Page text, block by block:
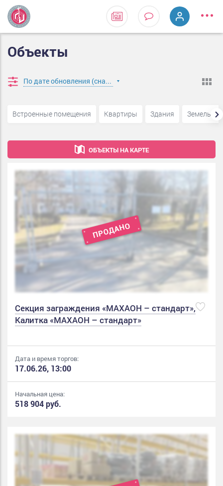
Объекты
По дате обновления (сначала новые)
Встроенные помещения Квартиры Здания
ОБЪЕКТЫ НА КАРТЕ
Секция заграждения «МАХАОН – стандарт»,
Калитка «МАХАОН – стандарт»
Дата и время торгов:
17.06.26, 13:00
Начальная цена:
518 904 руб.